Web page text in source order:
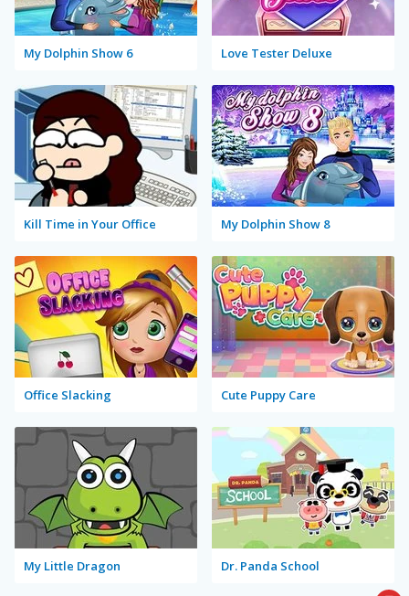
My Dolphin Show 6 Love Tester Deluxe
Kill Time in Your Office My Dolphin Show 8
Office Slacking Cute Puppy Care
My Little Dragon Dr. Panda School